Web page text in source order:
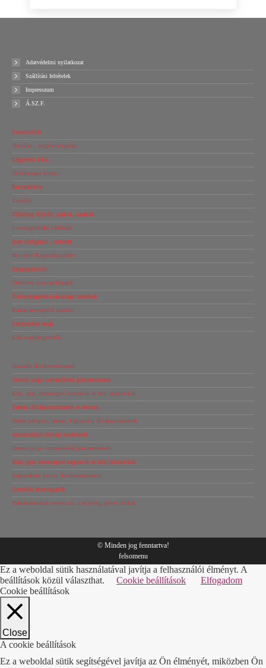
Adatvédelmi nyilatkozat
Szállítási feltételek
Impresszum
Á.SZ.F.
Sztreccsfólia
Habfólia – rezgéscsillapítás
Légpárnás fólia
Hullámpapír tekercs
Kartondoboz
Élvédők
Műanyag tömlők, zsákok, tasakok
Csomagolóháló védőháló
Ipari tűzőgépek , tackerek
Hot-melt Ragasztópisztoly
Zsugorpisztoly
Tekercses csomagolópapír
Ételcsomagolás-Lakossági termékek
Rakományrögzítő spanifer
Simítózáras tasak
Kézi vonalhegesztők
Használt állványrendszerek
Dexion salgo csavarkötésű polcrendszerek
Kézi, gépi árumozgató targoncák és kézi hidraulikák
Raktári állványszerkezetek és elemek
Nehéz raklapos, raktári, logisztikai állványrendszerek
Automatizált tárolási rendszerek
Dexion salgo csavarkötésű polcrendszerek
Kézi, gépi árumozgató targoncák és kézi hidraulikák
Kapcsolható polcos állványrendszerek
Speciális árumozgatók
Raktártechnikai referenciák a teljesség igénye nélkül…
© Minden jog fenntartva!
felsomenu
Ez a weboldal sütik használatával javítja a felhasználói élményt. A
beállítások közül választhat.
Cookie beállítások
Elfogadom
Cookie beállítások
Close
A cookie beállítások
Ez a weboldal sütik segítségével javítja az Ön élményét, miközben Ön